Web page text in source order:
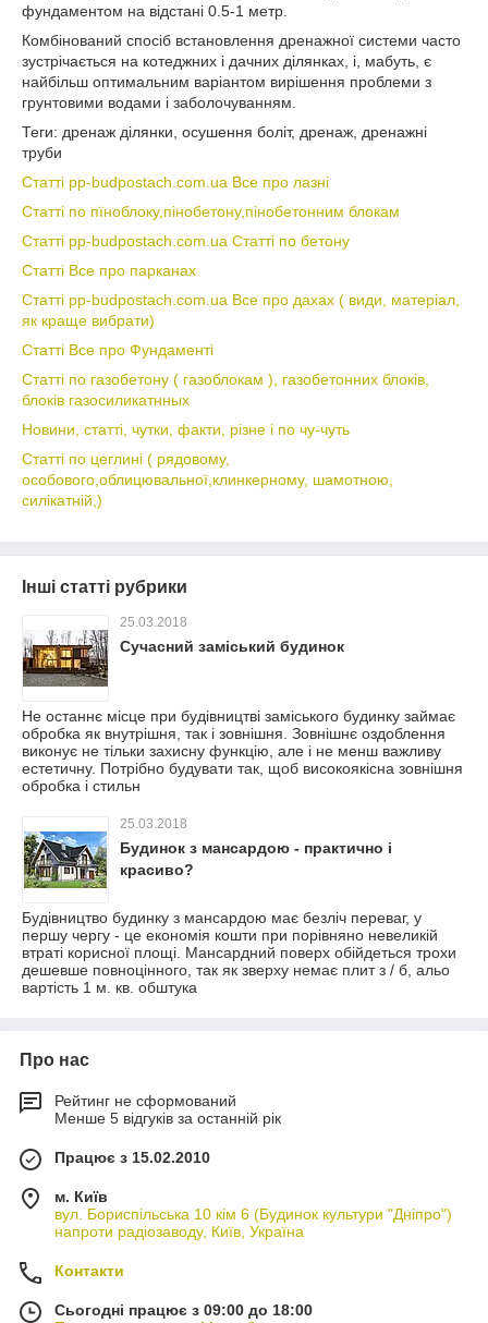
фундаментом на відстані 0.5-1 метр.
Комбінований спосіб встановлення дренажної системи часто
зустрічається на котеджних і дачних ділянках, і, мабуть, є
найбільш оптимальним варіантом вирішення проблеми з
грунтовими водами і заболочуванням.
Теги: дренаж ділянки, осушення боліт, дренаж, дренажні
труби
Статті pp-budpostach.com.ua Все про лазні
Статті по пїноблоку,пінобетону,пінобетонним блокам
Статті pp-budpostach.com.ua Статті по бетону
Статті Все про парканах
Статті pp-budpostach.com.ua Все про дахах ( види, матеріал,
як краще вибрати)
Статті Все про Фундаменті
Статті по газобетону ( газоблокам ), газобетонних блоків,
блоків газосиликатнных
Новини, статті, чутки, факти, різне і по чу-чуть
Статті по цеглині ( рядовому,
особового,облицювальної,клинкерному, шамотною,
силікатній,)
Інші статті рубрики
25.03.2018
Сучасний заміський будинок
Не останнє місце при будівництві заміського будинку займає
обробка як внутрішня, так і зовнішня. Зовнішнє оздоблення
виконує не тільки захисну функцію, але і не менш важливу
естетичну. Потрібно будувати так, щоб високоякісна зовнішня
обробка і стильн
25.03.2018
Будинок з мансардою - практично і
красиво?
Будівництво будинку з мансардою має безліч переваг, у
першу чергу - це економія кошти при порівняно невеликій
втраті корисної площі. Мансардний поверх обійдеться трохи
дешевше повноцінного, так як зверху немає плит з / б, альо
вартість 1 м. кв. обштука
Про нас
Рейтинг не сформований
Менше 5 відгуків за останній рік
Працює з 15.02.2010
м. Київ
вул. Бориспільська 10 кім 6 (Будинок культури "Дніпро")
напроти радіозаводу, Київ, Україна
Контакти
Сьогодні працює з 09:00 до 18:00